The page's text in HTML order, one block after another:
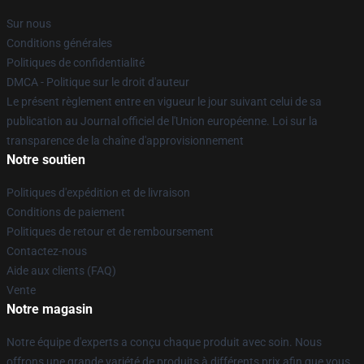
Sur nous
Conditions générales
Politiques de confidentialité
DMCA - Politique sur le droit d'auteur
Le présent règlement entre en vigueur le jour suivant celui de sa
publication au Journal officiel de l'Union européenne. Loi sur la
transparence de la chaîne d'approvisionnement
Notre soutien
Politiques d'expédition et de livraison
Conditions de paiement
Politiques de retour et de remboursement
Contactez-nous
Aide aux clients (FAQ)
Vente
Notre magasin
Notre équipe d'experts a conçu chaque produit avec soin. Nous